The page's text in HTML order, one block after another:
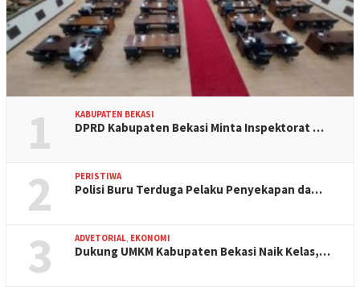
1 KABUPATEN BEKASI
DPRD Kabupaten Bekasi Minta Inspektorat …
2 PERISTIWA
Polisi Buru Terduga Pelaku Penyekapan da…
3 ADVETORIAL, EKONOMI
Dukung UMKM Kabupaten Bekasi Naik Kelas,…